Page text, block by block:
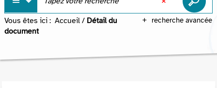
recherche avancée
Vous êtes ici : Accueil / Détail du
document